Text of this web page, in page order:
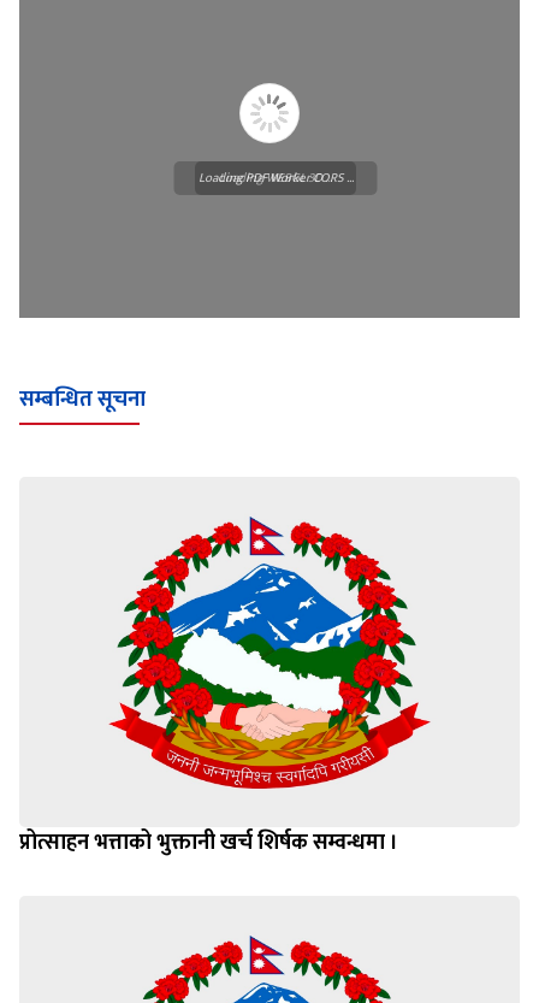
Loading WEBGL 3D ...
Loading PDF Worker CORS ...
सम्बन्धित सूचना
प्रोत्साहन भत्ताको भुक्तानी खर्च शिर्षक सम्वन्धमा ।